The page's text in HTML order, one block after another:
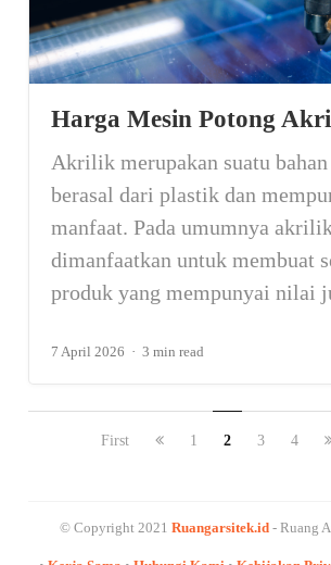
Harga Mesin Potong
Akrilik merupakan suatu bahan
berasal dari plastik dan
manfaat. Pada umumnya akrilik
dimanfaatkan untuk membuat
produk yang mempunyai nilai
7 April 2026 3 min read
First 1 2 3 4
© Copyright 2021 Ruangarsitek.id - Ruang